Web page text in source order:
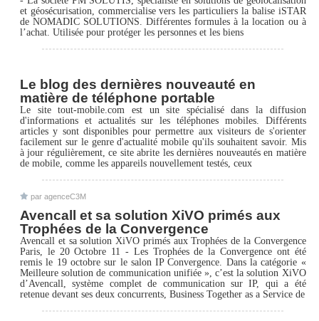
et géosécurisation, commercialise vers les particuliers la balise iSTAR
de NOMADIC SOLUTIONS. Différentes formules à la location ou à
l’achat. Utilisée pour protéger les personnes et les biens
Le blog des dernières nouveauté en
matière de téléphone portable
Le site tout-mobile.com est un site spécialisé dans la diffusion
d'informations et actualités sur les téléphones mobiles. Différents
articles y sont disponibles pour permettre aux visiteurs de s'orienter
facilement sur le genre d'actualité mobile qu'ils souhaitent savoir. Mis
à jour régulièrement, ce site abrite les dernières nouveautés en matière
de mobile, comme les appareils nouvellement testés, ceux
par agenceC3M
Avencall et sa solution XiVO primés aux
Trophées de la Convergence
Avencall et sa solution XiVO primés aux Trophées de la Convergence
Paris, le 20 Octobre 11 - Les Trophées de la Convergence ont été
remis le 19 octobre sur le salon IP Convergence. Dans la catégorie «
Meilleure solution de communication unifiée », c’est la solution XiVO
d’Avencall, système complet de communication sur IP, qui a été
retenue devant ses deux concurrents, Business Together as a Service de